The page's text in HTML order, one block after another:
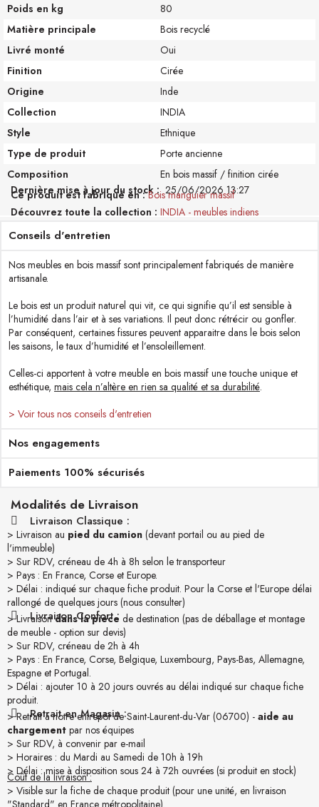
Poids en kg
80
Matière principale
Bois recyclé
Livré monté
Oui
Finition
Cirée
Origine
Inde
Collection
INDIA
Style
Ethnique
Type de produit
Porte ancienne
Composition
En bois massif / finition cirée
Dernière mise à jour du stock : 25/06/2026 13:27
Ce produit est fabriqué en Bois manguier massif
Découvrez toute la collection
INDIA - meubles indiens
Conseils d'entretien
Nos meubles en bois massif sont principalement fabriqués de manière
artisanale.
Le bois est un produit naturel qui vit, ce qui signifie qu’il est sensible à
l’humidité dans l’air et à ses variations. Il peut donc rétrécir ou gonfler.
Par conséquent, certaines fissures peuvent apparaitre dans le bois selon
les saisons, le taux d’humidité et l’ensoleillement.
Celles-ci apportent à votre meuble en bois massif une touche unique et
esthétique, mais cela n’altère en rien sa qualité et sa durabilité.
> Voir tous nos conseils d'entretien
Nos engagements
Paiements 100% sécurisés
Modalités de Livraison
Livraison Classique :
> Livraison au pied du camion (devant portail ou au pied de
l'immeuble)
> Sur RDV, créneau de 4h à 8h selon le transporteur
> Pays : En France, Corse et Europe.
> Délai : indiqué sur chaque fiche produit. Pour la Corse et l'Europe délai
rallongé de quelques jours (nous consulter)
Livraison Confort :
> Livraisondans la pièce de destination (pas de déballage et montage
de meuble - option sur devis)
> Sur RDV, créneau de 2h à 4h
> Pays : En France, Corse, Belgique, Luxembourg, Pays-Bas, Allemagne,
Espagne et Portugal.
> Délai : ajouter 10 à 20 jours ouvrés au délai indiqué sur chaque fiche
produit.
Retrait en Magasin :
> Retrait à notre entrepôt de Saint-Laurent-du-Var (06700) - aide au
chargement par nos équipes
> Sur RDV, à convenir par e-mail
> Horaires : du Mardi au Samedi de 10h à 19h
> Délai : mise à disposition sous 24 à 72h ouvrées (si produit en stock)
Coût de la livraison :
> Visible sur la fiche de chaque produit (pour une unité, en livraison
"Standard" en France métropolitaine).